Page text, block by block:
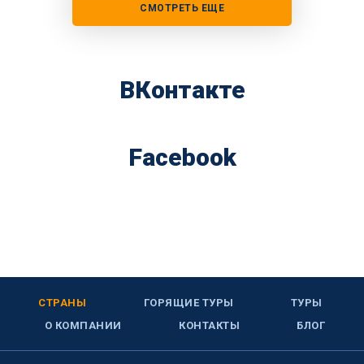
СМОТРЕТЬ ЕЩЕ
ВКонтакте
Facebook
СТРАНЫ ГОРЯЩИЕ ТУРЫ
ТУРЫ
О КОМПАНИИ
КОНТАКТЫ БЛОГ